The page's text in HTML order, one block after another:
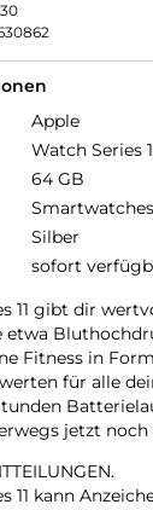
Apple
Watch Series
64 GB
Smartwatches
Silber
sofort
11 gibt dir
etwa
Fitness in
für alle
jetzt noch
11 kann